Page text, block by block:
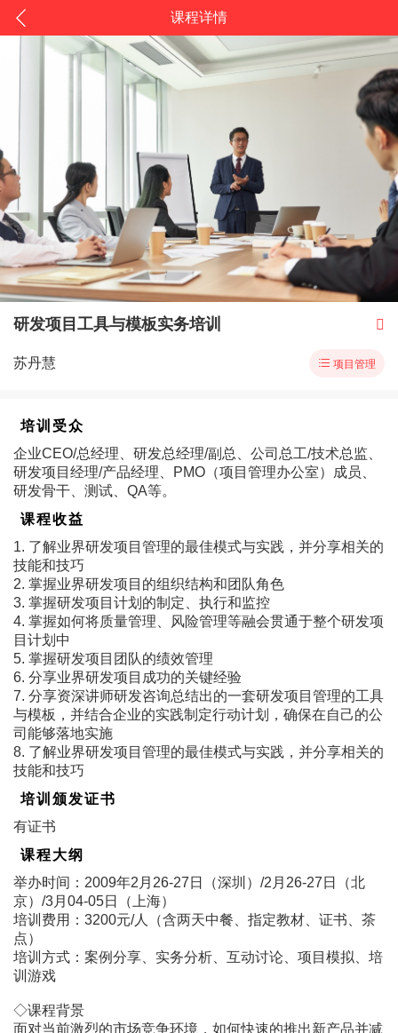
课程详情
研发项目工具与模板实务培训 
苏丹慧  项目管理
培训受众
企业CEO/总经理、研发总经理/副总、公司总工/技术总监、
研发项目经理/产品经理、PMO（项目管理办公室）成员、
研发骨干、测试、QA等。
课程收益
1. 了解业界研发项目管理的最佳模式与实践，并分享相关的
技能和技巧
2. 掌握业界研发项目的组织结构和团队角色
3. 掌握研发项目计划的制定、执行和监控
4. 掌握如何将质量管理、风险管理等融会贯通于整个研发项
目计划中
5. 掌握研发项目团队的绩效管理
6. 分享业界研发项目成功的关键经验
7. 分享资深讲师研发咨询总结出的一套研发项目管理的工具
与模板，并结合企业的实践制定行动计划，确保在自己的公
司能够落地实施
8. 了解业界研发项目管理的最佳模式与实践，并分享相关的
技能和技巧
培训颁发证书
有证书
课程大纲
举办时间：2009年2月26-27日（深圳）/2月26-27日（北
京）/3月04-05日（上海）
培训费用：3200元/人（含两天中餐、指定教材、证书、茶
点）
培训方式：案例分享、实务分析、互动讨论、项目模拟、培
训游戏
◇课程背景
面对当前激烈的市场竞争环境，如何快速的推出新产品并减